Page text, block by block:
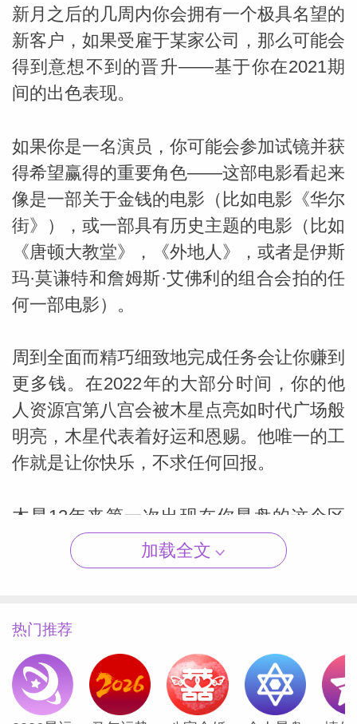
（Susan
新月之后的几周内你会拥有一个极具名望的
新客户，如果受雇于某家公司，那么可能会
得到意想不到的晋升——基于你在2021期
间的出色表现。
如果你是一名演员，你可能会参加试镜并获
得希望赢得的重要角色——这部电影看起来
像是一部关于金钱的电影（比如电影《华尔
街》），或一部具有历史主题的电影（比如
《唐顿大教堂》，《外地人》，或者是伊斯
玛·莫谦特和詹姆斯·艾佛利的组合会拍的任
何一部电影）。
周到全面而精巧细致地完成任务会让你赚到
更多钱。在2022年的大部分时间，你的他
人资源宫第八宫会被木星点亮如时代广场般
明亮，木星代表着好运和恩赐。他唯一的工
作就是让你快乐，不求任何回报。
木星12年来第一次出现在你星盘的这个区
域，所以从现在到5月10日这期间可能是你
十年来最赚钱的时间。你会发现三月初最好
气。金钱似乎会来自佣金、版税或许可费，
木星还将使得你在银行家、经纪人和其他金
加载全文
热门推荐